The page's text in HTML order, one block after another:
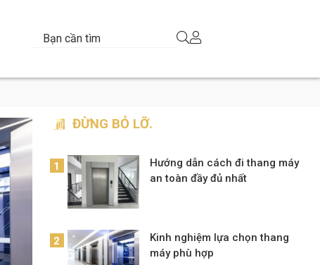
ĐỪNG BỎ LỠ.
Hướng dẫn cách đi thang máy
an toàn đầy đủ nhất
Kinh nghiệm lựa chọn thang
máy phù hợp